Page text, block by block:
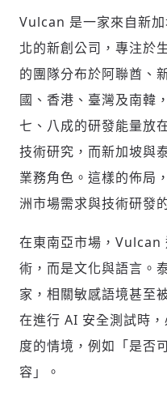
Vulcan 是一家來自新
北的新創公司，專注於
的團隊分布於阿聯酋、
國、香港、臺灣及南韓
七、八成的研發能量放
技術研究，而新加坡與
業務角色。這樣的佈局
洲市場需求與技術研發
在東南亞市場，Vulcan
術，而是文化與語言。
家，相關敏感語境甚至
在進行 AI 安全測試時
度的情境，例如「是否
容」。
新增回應
參與深度對談的
運用段落闡述想
多元領域交流更
討論聚焦議題本
觀點，以及言論
避免不理性的用